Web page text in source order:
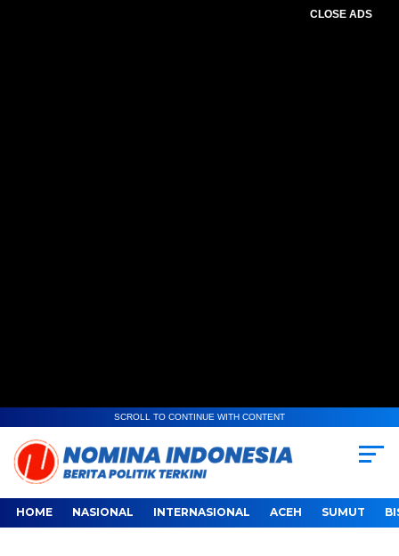
CLOSE ADS
SCROLL TO CONTINUE WITH CONTENT
HOME NASIONAL INTERNASIONAL ACEH SUMUT